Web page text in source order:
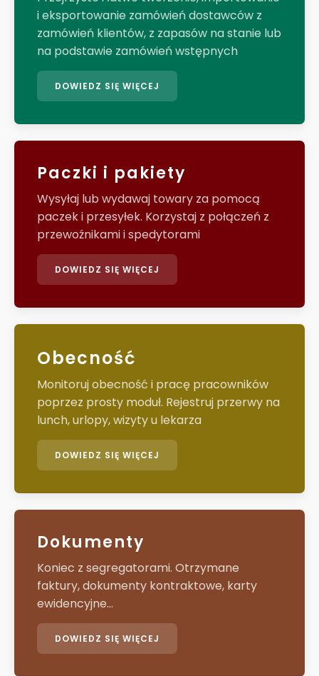
i eksportowanie zamówień dostawców z
zamówień klientów, z zapasów na stanie lub
na podstawie zamówień wstępnych
DOWIEDZ SIĘ WIĘCEJ
Paczki i pakiety
Wysyłaj lub wydawaj towary za pomocą
paczek i przesyłek. Korzystaj z połączeń z
przewoźnikami i spedytorami
DOWIEDZ SIĘ WIĘCEJ
Obecność
Monitoruj obecność i pracę pracowników
poprzez prosty moduł. Rejestruj przerwy na
lunch, urlopy, wizyty u lekarza
DOWIEDZ SIĘ WIĘCEJ
Dokumenty
Koniec z segregatorami. Otrzymane
faktury, dokumenty kontraktowe, karty
ewidencyjne...
DOWIEDZ SIĘ WIĘCEJ